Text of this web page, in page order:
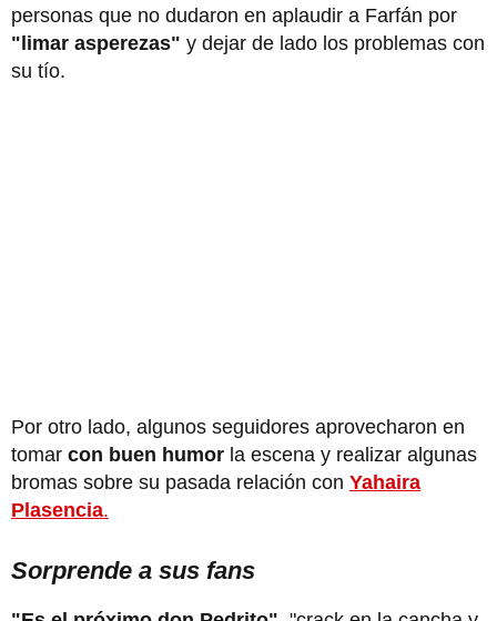
personas que no dudaron en aplaudir a Farfán por
"limar asperezas" y dejar de lado los problemas con
su tío.
Por otro lado, algunos seguidores aprovecharon en
tomar con buen humor la escena y realizar algunas
bromas sobre su pasada relación con Yahaira
Plasencia.
Sorprende a sus fans